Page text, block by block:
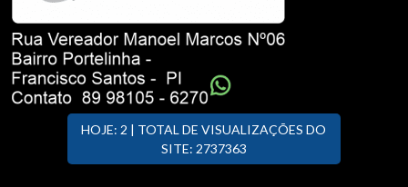
HOJE: 2 | TOTAL DE VISUALIZAÇÕES DO
SITE: 2737363